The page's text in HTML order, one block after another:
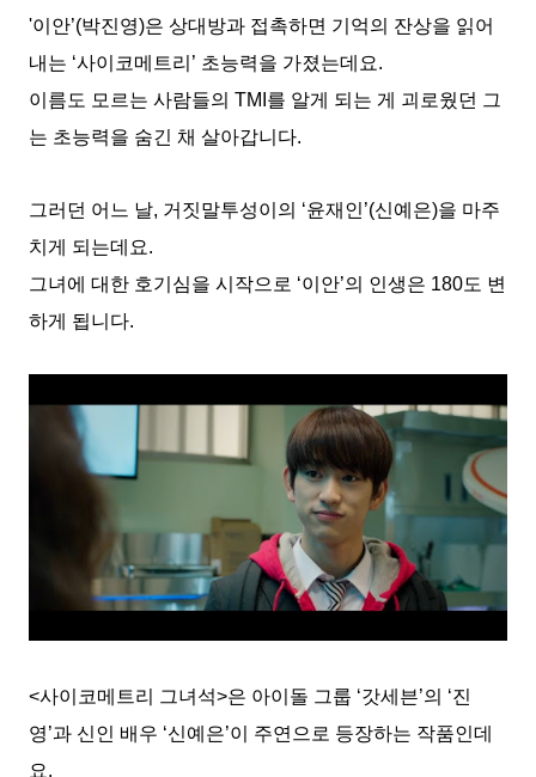
'이안’(박진영)은 상대방과 접촉하면 기억의 잔상을 읽어
내는 ‘사이코메트리’ 초능력을 가졌는데요.
이름도 모르는 사람들의 TMI를 알게 되는 게 괴로웠던 그
는 초능력을 숨긴 채 살아갑니다.
그러던 어느 날, 거짓말투성이의 ‘윤재인’(신예은)을 마주
치게 되는데요.
그녀에 대한 호기심을 시작으로 ‘이안’의 인생은 180도 변
하게 됩니다.
<사이코메트리 그녀석>은 아이돌 그룹 ‘갓세븐’의 ‘진
영’과 신인 배우 ‘신예은’이 주연으로 등장하는 작품인데
요.